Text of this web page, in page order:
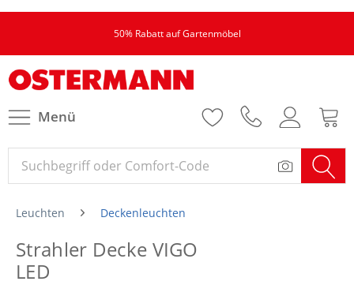
50% Rabatt auf Gartenmöbel
Menü
Leuchten Deckenleuchten
Strahler Decke VIGO
LED